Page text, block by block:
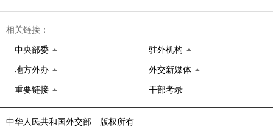
相关链接：
中央部委 驻外机构
地方外办 外交新媒体
重要链接 干部考录
中华人民共和国外交部 版权所有